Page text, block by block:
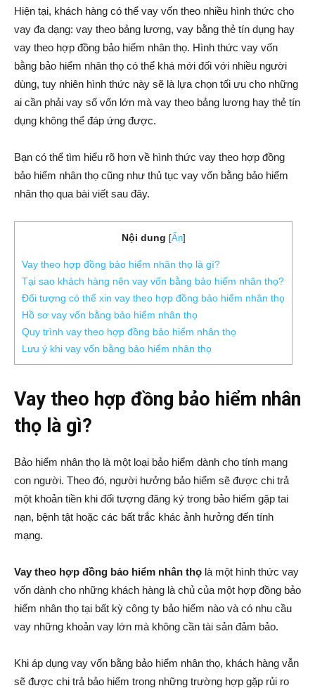
Hiện tại, khách hàng có thể vay vốn theo nhiều hình thức cho
vay đa dạng: vay theo bảng lương, vay bằng thẻ tín dụng hay
vay theo hợp đồng bảo hiểm nhân thọ. Hình thức vay vốn
bằng bảo hiểm nhân thọ có thể khá mới đối với nhiều người
dùng, tuy nhiên hình thức này sẽ là lựa chọn tối ưu cho những
ai cần phải vay số vốn lớn mà vay theo bảng lương hay thẻ tín
dụng không thể đáp ứng được.
Bạn có thể tìm hiểu rõ hơn về hình thức vay theo hợp đồng
bảo hiểm nhân thọ cũng như thủ tục vay vốn bằng bảo hiểm
nhân thọ qua bài viết sau đây.
Nội dung [Ẩn]
Vay theo hợp đồng bảo hiểm nhân thọ là gì?
Tại sao khách hàng nên vay vốn bằng bảo hiểm nhân thọ?
Đối tượng có thể xin vay theo hợp đồng bảo hiểm nhân thọ
Hồ sơ vay vốn bằng bảo hiểm nhân thọ
Quy trình vay theo hợp đồng bảo hiểm nhân thọ
Lưu ý khi vay vốn bằng bảo hiểm nhân thọ
Vay theo hợp đồng bảo hiểm nhân
thọ là gì?
Bảo hiểm nhân thọ là một loại bảo hiểm dành cho tính mạng
con người. Theo đó, người hưởng bảo hiểm sẽ được chi trả
một khoản tiền khi đối tượng đăng ký trong bảo hiểm gặp tai
nạn, bệnh tật hoặc các bất trắc khác ảnh hưởng đến tính
mạng.
Vay theo hợp đồng bảo hiểm nhân thọ là một hình thức vay
vốn dành cho những khách hàng là chủ của một hợp đồng bảo
hiểm nhân thọ tại bất kỳ công ty bảo hiểm nào và có nhu cầu
vay những khoản vay lớn mà không cần tài sản đảm bảo.
Khi áp dụng vay vốn bằng bảo hiểm nhân thọ, khách hàng vẫn
sẽ được chi trả bảo hiểm trong những trường hợp gặp rủi ro